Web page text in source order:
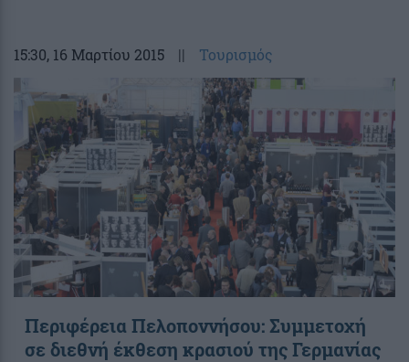
15:30, 16 Μαρτίου 2015 || Τουρισμός
Περιφέρεια Πελοποννήσου: Συμμετοχή
σε διεθνή έκθεση κρασιού της Γερμανίας